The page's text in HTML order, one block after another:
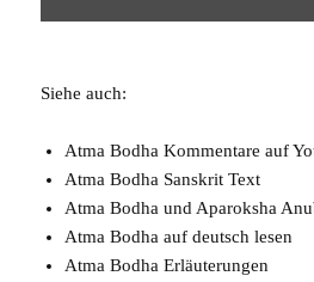
Siehe auch:
Atma Bodha Kommentare auf
Atma Bodha Sanskrit Text
Atma Bodha und Aparoksha
Atma Bodha auf deutsch lesen
Atma Bodha Erläuterungen